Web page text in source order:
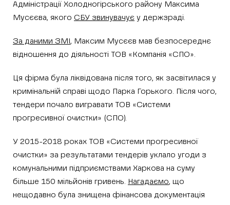
Адміністрації Холодногірського району Максима
Мусєєва, якого СБУ звинувачує у держзраді.
За даними ЗМІ , Максим Мусєєв мав безпосереднє
відношення до діяльності ТОВ «Компанія «СПО».
Ця фірма була ліквідована після того, як засвітилася у
кримінальній справі щодо Парка Горького. Після чого,
тендери почало вигравати ТОВ «Системи
прогресивної очистки» (СПО).
У 2015-2018 роках ТОВ «Системи прогресивної
очистки» за результатами тендерів уклало угоди з
комунальними підприємствами Харкова на суму
більше 150 мільйонів гривень. Нагадаємо, що
нещодавно була знищена фінансова документація